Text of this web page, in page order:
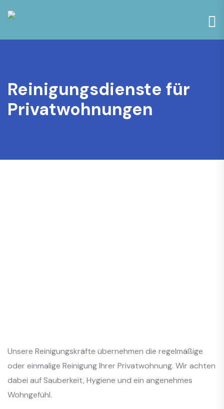
Reinigungsdienste für
Privatwohnungen
Unsere Reinigungskräfte übernehmen die regelmäßige
oder einmalige Reinigung Ihrer Privatwohnung. Wir achten
dabei auf Sauberkeit, Hygiene und ein angenehmes
Wohngefühl.